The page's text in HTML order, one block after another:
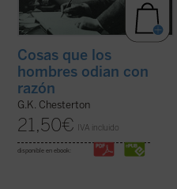
Cosas que los
hombres odian con
razón
G.K. Chesterton
21,50€ IVA incluido
disponible en ebook: